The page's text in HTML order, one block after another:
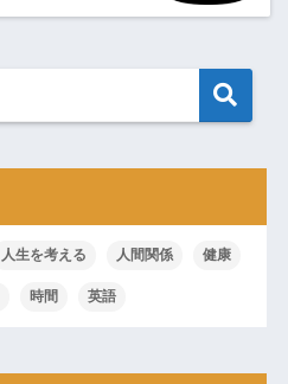
人生を考える 人間関係 健康
時間 英語